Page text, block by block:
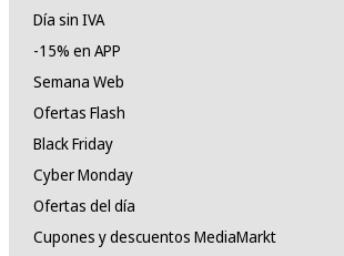
Día sin IVA
-15% en APP
Semana Web
Ofertas Flash
Black Friday
Cyber Monday
Ofertas del día
Cupones y descuentos MediaMarkt